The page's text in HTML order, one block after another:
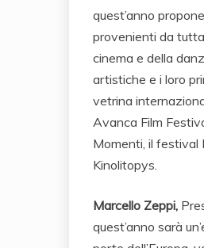
quest’anno
provenienti da
cinema e della
artistiche e i loro
vetrina
Avanca Film
Momenti, il festival
Kinolitopys.
Marcello Zeppi,
quest’anno sarà